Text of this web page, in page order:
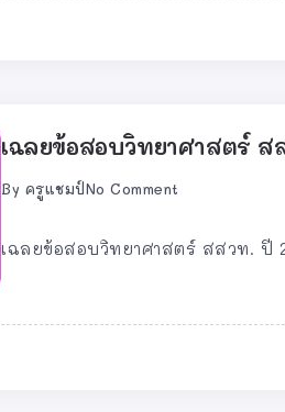
เฉลยข้อสอบวิทยาศาสตร์
By ครูแชมป์No Comment
เฉลยข้อสอบวิทยาศาสตร์ สสวท. ปี